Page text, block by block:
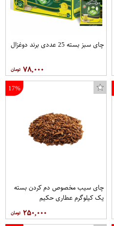
چای سبز بسته 25 عددی برند دوغزال
۷۸,۰۰۰
17%
چای سیب مخصوص دم کردن بسته
یک کیلوگرم عطاری حکیم
۲۵۰,۰۰۰